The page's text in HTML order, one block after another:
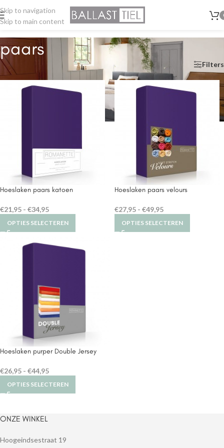
Skip to navigation
Skip to main content
paars
Home Producten getagged “paars” Filters
Hoeslaken paars katoen
€21,95 - €34,95
OPTIES SELECTEREN
Hoeslaken paars velours
€27,95 - €49,95
OPTIES SELECTEREN
Hoeslaken purper Double Jersey
€26,95 - €44,95
OPTIES SELECTEREN
ONZE WINKEL
Hoogeindsestraat 19